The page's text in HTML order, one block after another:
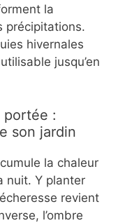
la
précipitations.
hivernales
jusqu’en
portée :
son jardin
la chaleur
nuit. Y planter
revient
l’ombre